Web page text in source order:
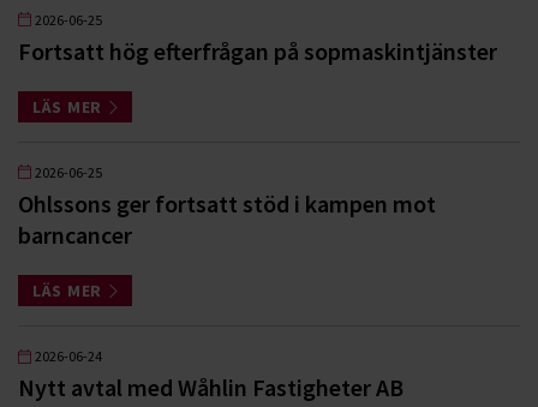
2026-06-25
Fortsatt hög efterfrågan på sopmaskintjänster
LÄS MER
2026-06-25
Ohlssons ger fortsatt stöd i kampen mot
barncancer
LÄS MER
2026-06-24
Nytt avtal med Wåhlin Fastigheter AB